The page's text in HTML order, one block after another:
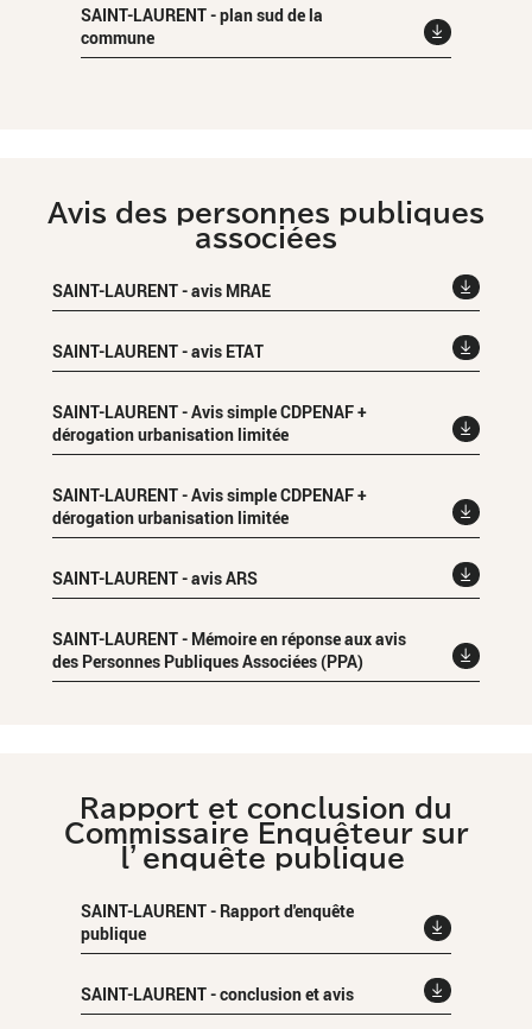
SAINT-LAURENT - plan sud de la
commune
Avis des personnes publiques
associées
SAINT-LAURENT - avis MRAE
SAINT-LAURENT - avis ETAT
SAINT-LAURENT - Avis simple CDPENAF +
dérogation urbanisation limitée
SAINT-LAURENT - Avis simple CDPENAF +
dérogation urbanisation limitée
SAINT-LAURENT - avis ARS
SAINT-LAURENT - Mémoire en réponse aux avis
des Personnes Publiques Associées (PPA)
Rapport et conclusion du
Commissaire Enquêteur sur
l’enquête publique
SAINT-LAURENT - Rapport d'enquête
publique
SAINT-LAURENT - conclusion et avis